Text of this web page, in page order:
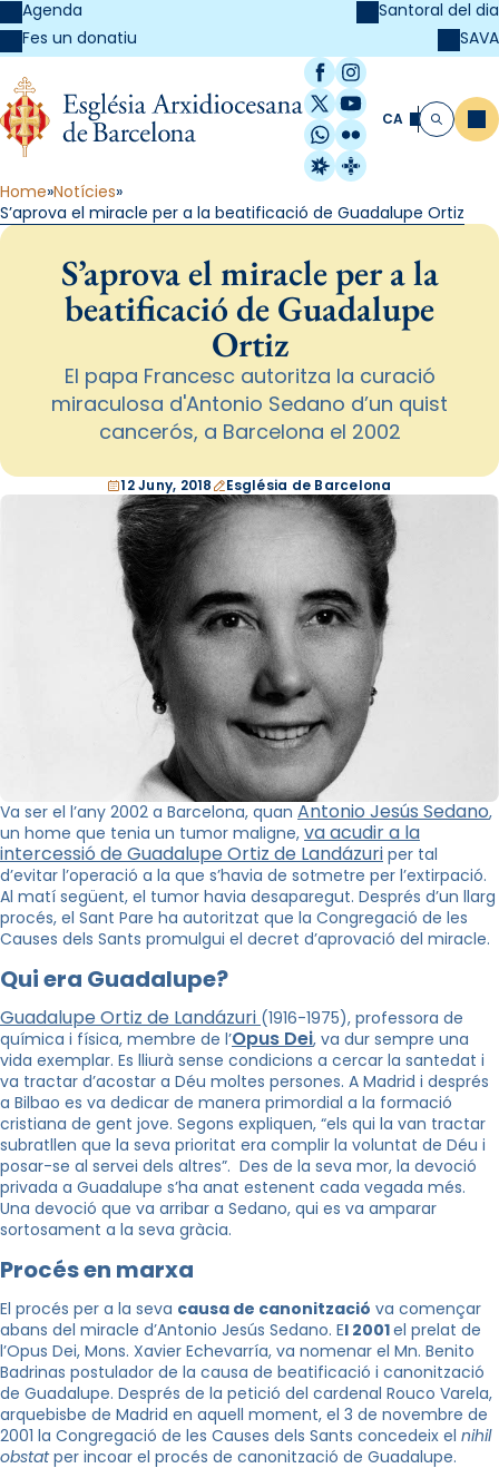
Agenda
Fes un donatiu
Santoral del dia
SAVA
Facebook
Instagram
X / Twitter
YouTube
WhatsApp
Flickr
Radio Estel
Catalunya
CA Cerca
Home Notícies
S’aprova el miracle per a la beatificació de Guadalupe Ortiz
S’aprova el miracle per a la
beatificació de Guadalupe
Ortiz
El papa Francesc autoritza la curació
miraculosa d'Antonio Sedano d’un quist
cancerós, a Barcelona el 2002
12 Juny, 2018 Església de Barcelona
Va ser el l’any 2002 a Barcelona, quan Antonio Jesús Sedano,
un home que tenia un tumor maligne, va acudir a la
intercessió de Guadalupe Ortiz de Landázuri per tal
d’evitar l’operació a la que s’havia de sotmetre per l’extirpació.
Al matí següent, el tumor havia desaparegut. Després d’un llarg
procés, el Sant Pare ha autoritzat que la Congregació de les
Causes dels Sants promulgui el decret d’aprovació del miracle.
Qui era Guadalupe?
Guadalupe Ortiz de Landázuri (1916-1975), professora de
química i física, membre de l’Opus Dei, va dur sempre una
vida exemplar. Es lliurà sense condicions a cercar la santedat i
va tractar d’acostar a Déu moltes persones. A Madrid i després
a Bilbao es va dedicar de manera primordial a la formació
cristiana de gent jove. Segons expliquen, “els qui la van tractar
subratllen que la seva prioritat era complir la voluntat de Déu i
posar-se al servei dels altres”. Des de la seva mor, la devoció
privada a Guadalupe s’ha anat estenent cada vegada més.
Una devoció que va arribar a Sedano, qui es va amparar
sortosament a la seva gràcia.
Procés en marxa
El procés per a la seva causa de canonització va començar
abans del miracle d’Antonio Jesús Sedano. El 2001el prelat de
l’Opus Dei, Mons. Xavier Echevarría, va nomenar el Mn. Benito
Badrinas postulador de la causa de beatificació i canonització
de Guadalupe. Després de la petició del cardenal Rouco Varela,
arquebisbe de Madrid en aquell moment, el 3 de novembre de
2001 la Congregació de les Causes dels Sants concedeix el nihil
obstatper incoar el procés de canonització de Guadalupe.